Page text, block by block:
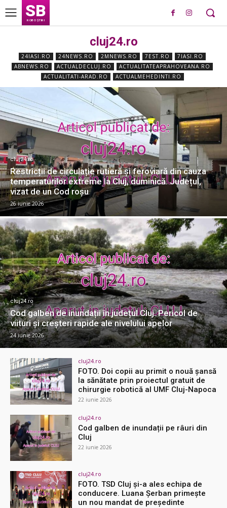
SB
ROBO ȘTIRI
cluj24.ro
24IASI.RO 24NEWS.RO 2MNEWS.RO 7EST.RO
7IASI.RO
ABNEWS.RO
ACTUALDECLUJ.RO
ACTUALITATEAPRAHOVEANA.RO
ACTUALITATI-ARAD.RO
ACTUALMEHEDINTI.RO
cluj24.ro
Restricții de circulație rutieră și feroviară din cauza
temperaturilor extreme la Cluj, duminică. Județul,
vizat de un Cod roșu
26 iunie 2026
cluj24.ro
Cod galben de inundații în județul Cluj. Pericol de
viituri și creșteri rapide ale nivelului apelor
24 iunie 2026
cluj24.ro
FOTO. Doi copii au primit o nouă șansă
la sănătate prin proiectul gratuit de
chirurgie robotică al UMF Cluj-Napoca
22 iunie 2026
cluj24.ro
Cod galben de inundații pe râuri din
Cluj
22 iunie 2026
cluj24.ro
FOTO. TSD Cluj și-a ales echipa de
conducere. Luana Șerban primește
un nou mandat de președinte